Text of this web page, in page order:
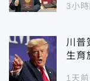
3小時
川普
生育
1天前